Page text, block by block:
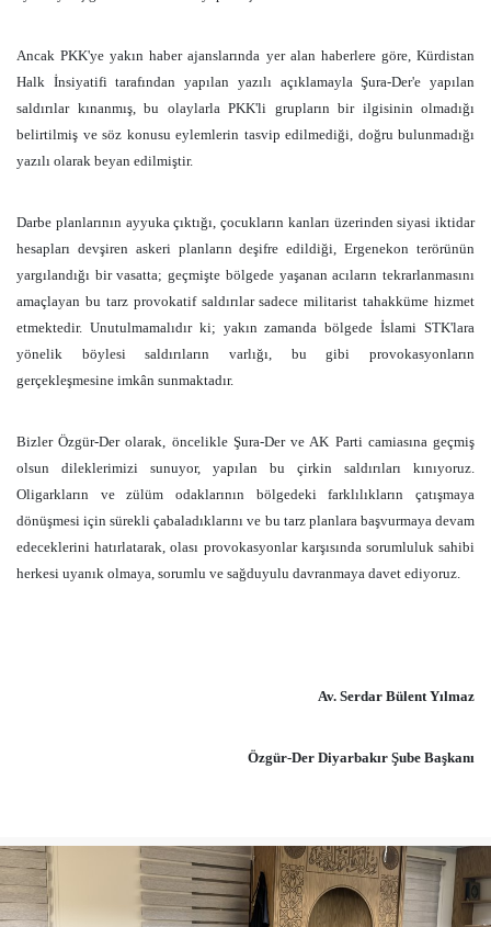
Ancak PKK'ye yakın haber ajanslarında yer alan haberlere göre, Kürdistan
Halk İnsiyatifi tarafından yapılan yazılı açıklamayla Şura-Der'e yapılan
saldırılar kınanmış, bu olaylarla PKK'li grupların bir ilgisinin olmadığı
belirtilmiş ve söz konusu eylemlerin tasvip edilmediği, doğru bulunmadığı
yazılı olarak beyan edilmiştir.
Darbe planlarının ayyuka çıktığı, çocukların kanları üzerinden siyasi iktidar
hesapları devşiren askeri planların deşifre edildiği, Ergenekon terörünün
yargılandığı bir vasatta; geçmişte bölgede yaşanan acıların tekrarlanmasını
amaçlayan bu tarz provokatif saldırılar sadece militarist tahakküme hizmet
etmektedir. Unutulmamalıdır ki; yakın zamanda bölgede İslami STK'lara
yönelik böylesi saldırıların varlığı, bu gibi provokasyonların
gerçekleşmesine imkân sunmaktadır.
Bizler Özgür-Der olarak, öncelikle Şura-Der ve AK Parti camiasına geçmiş
olsun dileklerimizi sunuyor, yapılan bu çirkin saldırıları kınıyoruz.
Oligarkların ve zülüm odaklarının bölgedeki farklılıkların çatışmaya
dönüşmesi için sürekli çabaladıklarını ve bu tarz planlara başvurmaya devam
edeceklerini hatırlatarak, olası provokasyonlar karşısında sorumluluk sahibi
herkesi uyanık olmaya, sorumlu ve sağduyulu davranmaya davet ediyoruz.
Av. Serdar Bülent Yılmaz
Özgür-Der Diyarbakır Şube Başkanı